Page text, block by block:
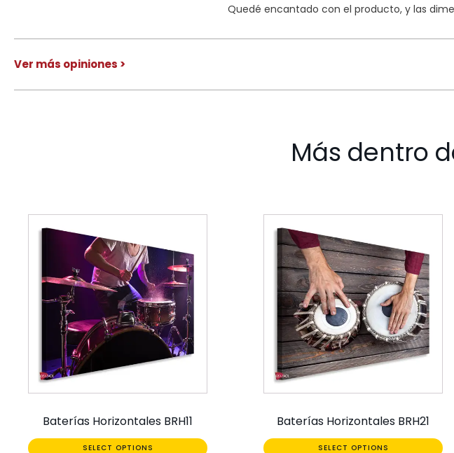
Quedé encantado con el producto, y las
Ver más opiniones >
Más dentro
Baterías Horizontales BRH11
SELECT OPTIONS
Baterías Horizontales BRH21
SELECT OPTIONS